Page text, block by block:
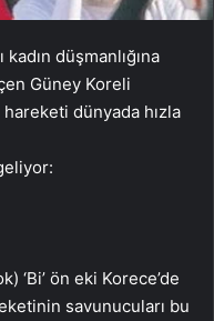
düşmanlığına
Güney Koreli
dünyada hızla
‘Bi’ ön eki Korece’de
savunucuları bu